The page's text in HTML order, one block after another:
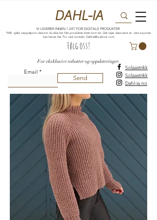
VI LEVERER INNEN 1-24T FOR DIGITALE PRODUKTER
*NB: sjekk søppelpost dersom du ikke har fått produktet innen kort tid. Det skjer dessverre at våre e-poster
kan havne der. For rask kontakt: Dahl-ia@outlook.com
DAHL-IA
For eksklusive rabatter og oppdateringer.
Følg oss!
Email
Send
Solaastrikk
Solaastrikk
Dahl-ia.no